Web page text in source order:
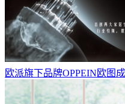
欧派旗下品牌OPPEIN欧图